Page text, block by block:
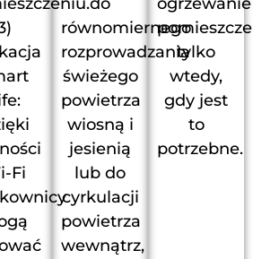
Fi
równomiernego
rozprowadzania
świeżego
powietrza
wiosną i
jesienią
lub do
cyrkulacji
powietrza
wewnątrz,
tylko
wtedy,
gdy jest
to
potrzebne.